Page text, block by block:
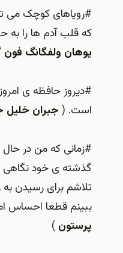
#رویاهای کوچک می
که قلب آدم ها را به
یوهان ولفگانگ فون
#دیروز حافظه ی
است. ( جبران خلیل
#زمانی که من در
گذشته ی خود نگاهی
تلاشم برای رسیدن به
ببینم قطعا احساس
پرستون )